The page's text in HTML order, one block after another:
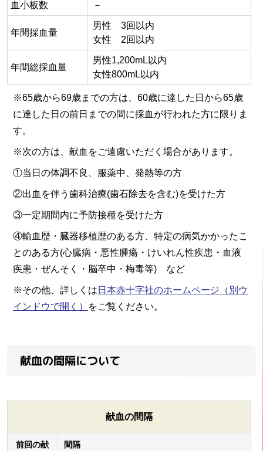
血小板数 －
年間採血量
男性 3回以内
女性 2回以内
年間総採血量
男性1,200mL以内
女性800mL以内
※65歳から69歳までの方は、60歳に達した日から65歳
に達した日の前日までの間に採血が行われた方に限りま
す。
※次の方は、献血をご遠慮いただく場合があります。
①当日の体調不良、服薬中、発熱等の方
②出血を伴う歯科治療(歯石除去を含む)を受けた方
③一定期間内に予防接種を受けた方
④輸血歴・臓器移植歴のある方、特定の病気かかったこ
とのある方(心臓病・悪性腫瘍・けいれん性疾患・血液
疾患・ぜんそく・脳卒中・梅毒等) など
※その他、詳しくは 日本赤十字社のホームページ （別ウ
インドウで開く）
をご覧ください。
献血の間隔について
献血の間隔
前回の献
間隔